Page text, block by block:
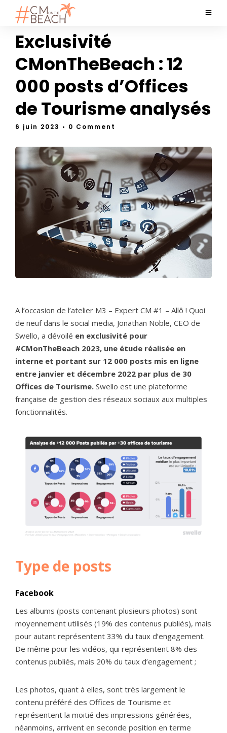
Exclusivité
CMonTheBeach : 12
000 posts d’Offices
de Tourisme analysés
6 juin 2023 • 0 Comment
A l’occasion de l’atelier M3 – Expert CM #1 – Allô ! Quoi
de neuf dans le social media, Jonathan Noble, CEO de
Swello, a dévoilé en exclusivité pour
#CMonTheBeach 2023, une étude réalisée en
interne et portant sur 12 000 posts mis en ligne
entre janvier et décembre 2022 par plus de 30
Offices de Tourisme. Swello est une plateforme
française de gestion des réseaux sociaux aux multiples
fonctionnalités.
Type de posts
Facebook
Les albums (posts contenant plusieurs photos) sont
moyennement utilisés (19% des contenus publiés), mais
pour autant représentent 33% du taux d’engagement.
De même pour les vidéos, qui représentent 8% des
contenus publiés, mais 20% du taux d’engagement ;
Les photos, quant à elles, sont très largement le
contenu préféré des Offices de Tourisme et
représentent la moitié des impressions générées,
néanmoins, arrivent en seconde position en terme